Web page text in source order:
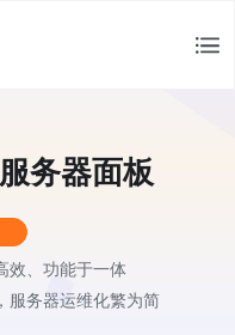
务器面板
效、功能于一体
服务器运维化繁为简